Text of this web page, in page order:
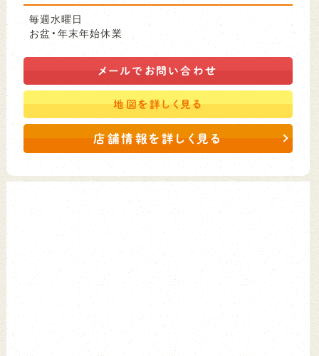
毎週水曜日
お盆・年末年始休業
メールで お問い合わせ
地図を詳しく見る
店舗情報を詳しく見る